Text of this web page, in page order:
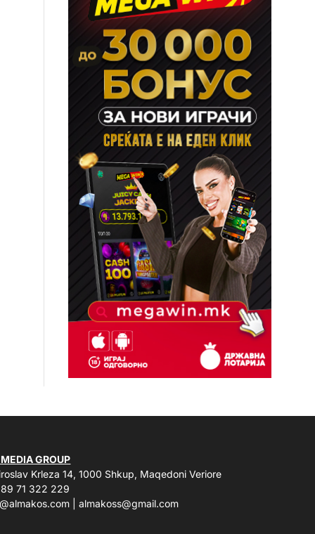
GROUP
Krleza 14, 1000 Shkup, Maqedoni Veriore
71 322 229
|almakoss@gmail.com